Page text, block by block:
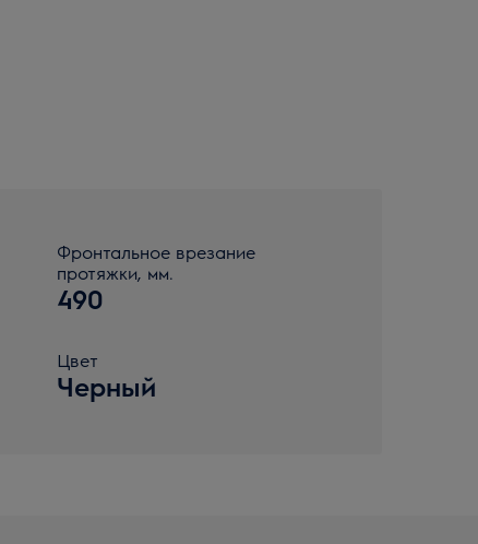
Фронтальное врезание
протяжки, мм.
490
Цвет
Черный